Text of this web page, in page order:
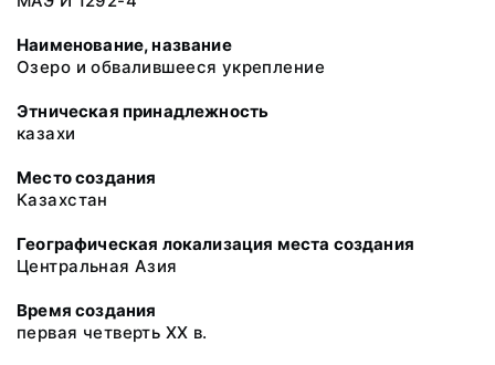
Наименование, название
Озеро и обвалившееся укрепление
Этническая принадлежность
казахи
Место создания
Казахстан
Географическая локализация места создания
Центральная Азия
Время создания
первая четверть ХХ в.